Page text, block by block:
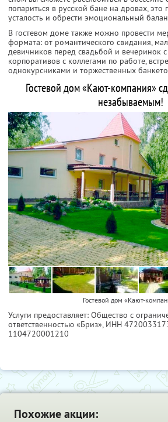
попариться в русской бане на дровах, это
усталость и обрести эмоциональный
В гостевом доме также можно провести
формата: от романтического свидания,
девичников перед свадьбой и вечеринок
корпоративов с коллегами по работе,
однокурсниками и торжественных
Гостевой дом «Кают-компания»
незабываемым!
Гостевой дом «Кают-
Услуги предоставляет: Общество с
ответственностью «Бриз», ИНН
1104720001210
Похожие акции: